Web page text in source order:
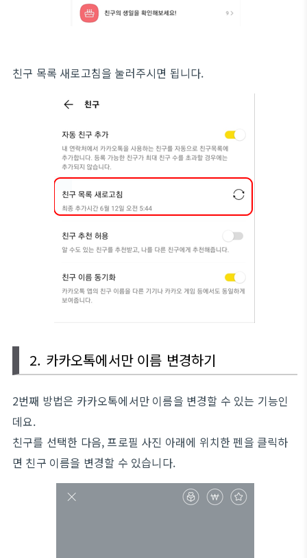
친구 목록 새로고침을 눌러주시면 됩니다.
2. 카카오톡에서만 이름 변경하기
2번째 방법은 카카오톡에서만 이름을 변경할 수 있는 기능인
데요.
친구를 선택한 다음, 프로필 사진 아래에 위치한 펜을 클릭하
면 친구 이름을 변경할 수 있습니다.